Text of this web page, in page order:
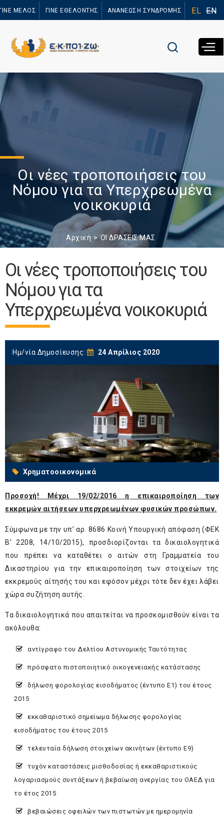
προς το
ΜΕΛΟΣ ΓΙΝΕ ΕΘΕΛΟΝΤΗΣ ΑΝΑΝΕΩΣΗ ΣΥΝΔΡΟΜΗΣ EL EN
Οι νέες τροποποιήσεις του
Νόμου για τα Υπερχρεωμένα
νοικοκυριά
Αρχική ΟΙ ΔΡΑΣΕΙΣ ΜΑΣ
Οι νέες τροποποιήσεις του
Νόμου για τα
Υπερχρεωμένα νοικοκυριά
Ημ/νία Δημοσίευσης: 24 Απρίλιος 2020
Χρηματοοικονομικά
Προσοχή! Μέχρι 19/02/2016 η επικαιροποίηση των
εκκρεμών αιτήσεων υπερχρεωμένων φυσικών προσώπων.
Σύμφωνα με την υπ’ αρ. 8686 Κοινή Υπουργική απόφαση (ΦΕΚ
Β' 2208, 14/10/2015), προσδιορίζονται τα δικαιολογητικά
που πρέπει να καταθέτει ο αιτών στη Γραμματεία του
Δικαστηρίου για την επικαιροποίηση των στοιχείων της
εκκρεμούς αίτησής του και εφόσον μέχρι τότε δεν έχει λάβει
χώρα συζήτηση αυτής.
Τα δικαιολογητικά που απαιτείται να προσκομισθούν είναι τα
ακόλουθα:
αντίγραφο του Δελτίου Αστυνομικής Ταυτότητας
πρόσφατο πιστοποιητικό οικογενειακής κατάστασης
δήλωση φορολογίας εισοδήματος (έντυπο Ε1) του έτους
2015
εκκαθαριστικό σημείωμα δήλωσης φορολογίας
εισοδήματος του έτους 2015
τελευταία δήλωση στοιχείων ακινήτων (έντυπο Ε9)
τυχόν καταστάσεις μισθοδοσίας ή εκκαθαριστικούς
λογαριασμούς συντάξεων ή βεβαίωση ανεργίας του ΟΑΕΔ για
το έτος 2015
βεβαιώσεις οφειλών των πιστωτών με ημερομηνία